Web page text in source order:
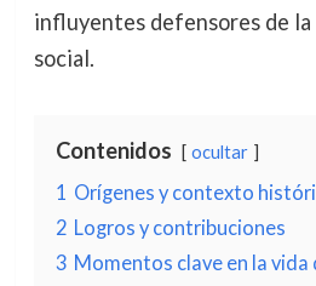
influyentes defensores de
social.
Contenidos ocultar
1 Orígenes y contexto
2 Logros y contribuciones
3 Momentos clave en la